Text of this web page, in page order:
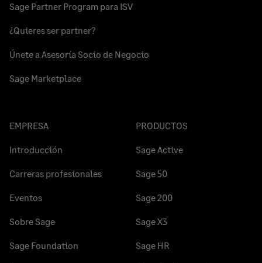
Sage Partner Program para ISV
¿Quieres ser partner?
Únete a Asesoría Socio de Negocio
Sage Marketplace
EMPRESA
Introducción
Carreras profesionales
Eventos
Sobre Sage
Sage Foundation
PRODUCTOS
Sage Active
Sage 50
Sage 200
Sage X3
Sage HR